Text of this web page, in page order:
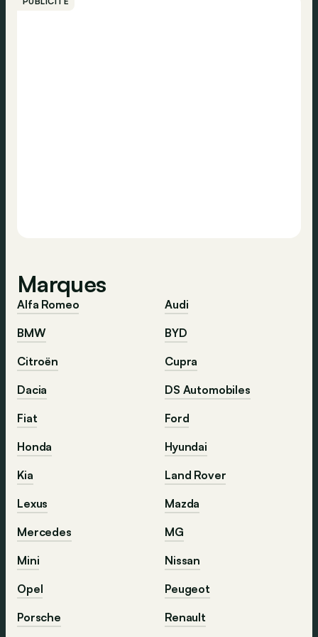
Marques
Alfa Romeo
Audi
BMW
BYD
Citroën
Cupra
Dacia
DS Automobiles
Fiat
Ford
Honda
Hyundai
Kia
Land Rover
Lexus
Mazda
Mercedes
MG
Mini
Nissan
Opel
Peugeot
Porsche
Renault